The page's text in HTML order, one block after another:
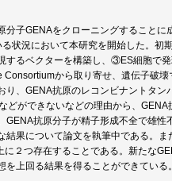
分子GENAをクローニングすること
状況において本研究を開始した。
るベクターを構築し、③ES細胞で
から取り寄せ、遺伝子破
、GENA抗原のレコンビナントタン
どができないなどの理由から、
抗原分子が精子形成不全で雄
果について論文を執筆中である。
２つ存在することである。新たな
上回る結果を得ることができている。